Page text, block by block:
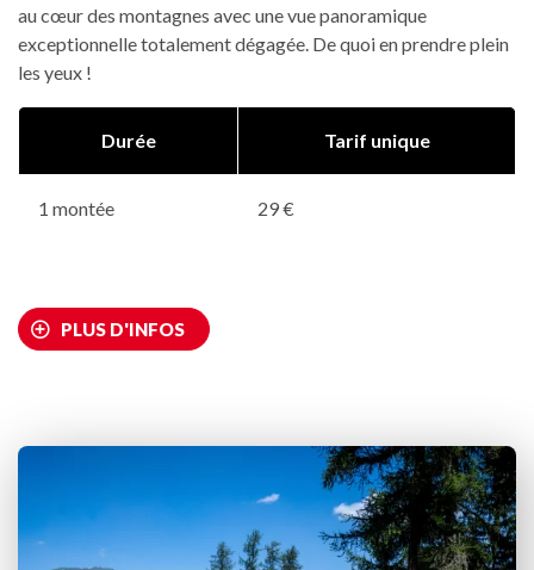
au cœur des montagnes avec une vue panoramique
exceptionnelle totalement dégagée. De quoi en prendre plein
les yeux !
Durée Tarif unique
1 montée 29 €
PLUS D'INFOS